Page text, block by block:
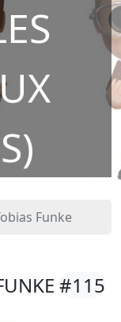
Funke
#115